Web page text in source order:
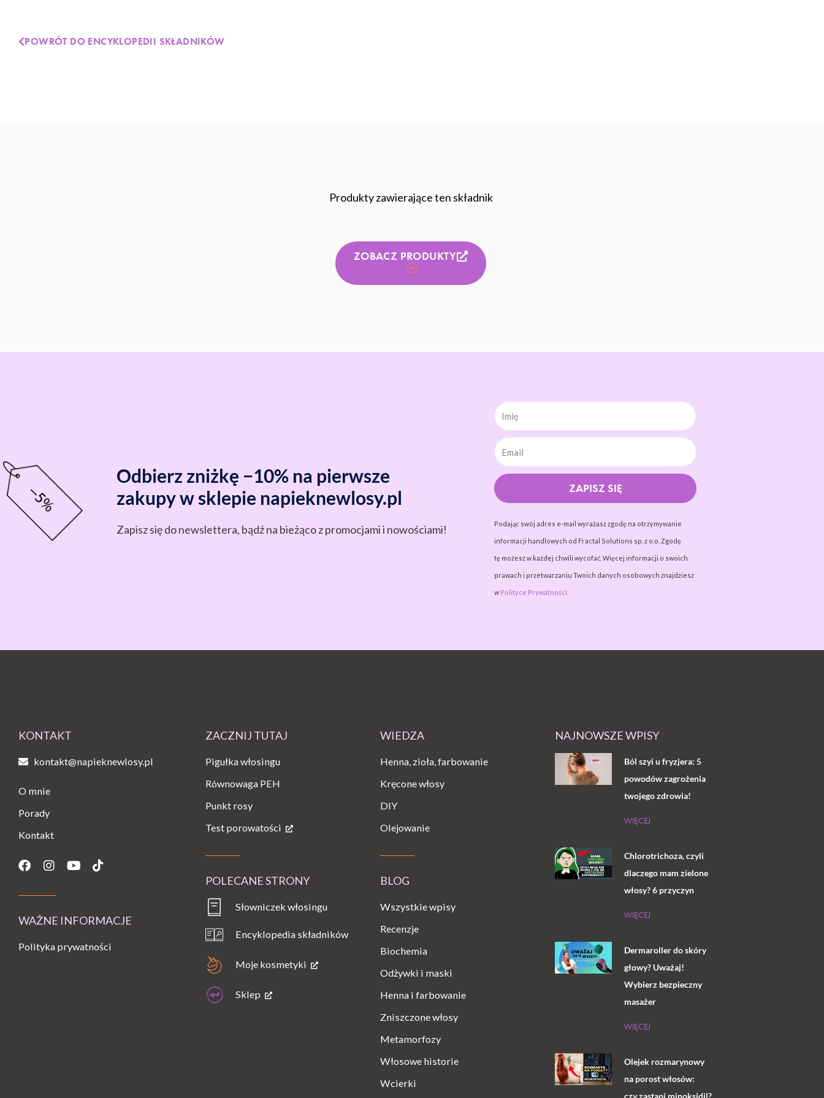
POWRÓT DO ENCYKLOPEDII SKŁADNIKÓW
Produkty zawierające ten składnik
ZOBACZ PRODUKTY
Odbierz zniżkę −10% na pierwsze
zakupy w sklepie napieknewlosy.pl
Zapisz się do newslettera, bądź na bieżąco z promocjami i nowościami!
Imię
ZAPISZ SIĘ
Podając swój adres e-mail wyrażasz zgodę na otrzymywanie
informacji handlowych od Fractal Solutions sp. z o.o. Zgodę
tę możesz w każdej chwili wycofać. Więcej informacji o swoich
prawach i przetwarzaniu Twoich danych osobowych znajdziesz
w Polityce Prywatności.
KONTAKT
kontakt@napieknewlosy.pl
O mnie
Porady
Kontakt
Facebook
Instagram
YoutubeTiktok
WAŻNE INFORMACJE
Polityka prywatności
ZACZNIJ TUTAJ
Pigułka włosingu
Równowaga PEH
Punkt rosy
Test porowatości
POLECANE STRONY
Słowniczek włosingu
Encyklopedia składników
Moje kosmetyki
Sklep
WIEDZA
Henna, zioła, farbowanie
Kręcone włosy
DIY
Olejowanie
BLOG
Wszystkie wpisy
Recenzje
Biochemia
Odżywki i maski
Henna i farbowanie
Zniszczone włosy
Metamorfozy
Włosowe historie
Wcierki
NAJNOWSZE WPISY
Ból szyi u fryzjera: 5
powodów zagrożenia
twojego zdrowia!
WIĘCEJ
Chlorotrichoza, czyli
dlaczego mam zielone
włosy? 6 przyczyn
WIĘCEJ
Dermaroller do skóry
głowy? Uważaj!
Wybierz bezpieczny
masażer
WIĘCEJ
Olejek rozmarynowy
na porost włosów:
czy zastąpi minoksidil?